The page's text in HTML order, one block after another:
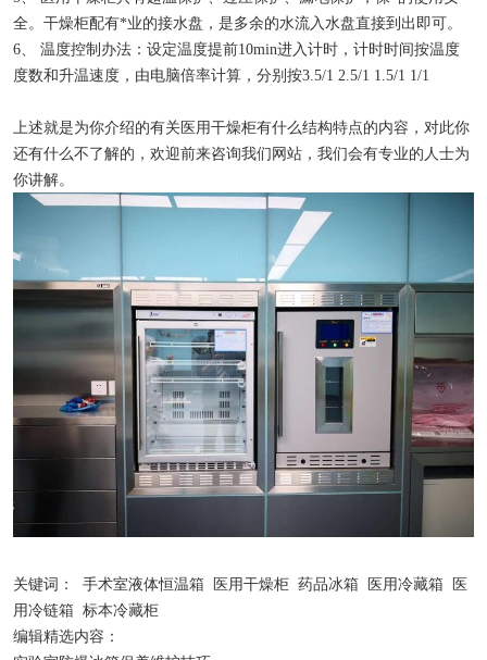
全。干燥柜配有*业的接水盘，是多余的水流入水盘直接到出即可。
6、 温度控制办法：设定温度提前10min进入计时，计时时间按温度
度数和升温速度，由电脑倍率计算，分别按3.5/1 2.5/1 1.5/1 1/1
上述就是为你介绍的有关医用干燥柜有什么结构特点的内容，对此你
还有什么不了解的，欢迎前来咨询我们网站，我们会有专业的人士为
你讲解。
关键词： 手术室液体恒温箱 医用干燥柜 药品冰箱 医用冷藏箱
医
用冷链箱 标本冷藏柜
编辑精选内容：